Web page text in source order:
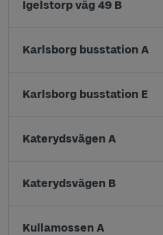
Igelstorp väg 49 B
Karlsborg busstation A
Karlsborg busstation E
Katerydsvägen A
Katerydsvägen B
Kullamossen A